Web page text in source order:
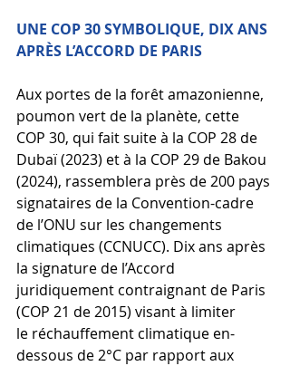
UNE COP 30 SYMBOLIQUE, DIX ANS
APRÈS L’ACCORD DE PARIS
Aux portes de la forêt amazonienne,
poumon vert de la planète, cette
COP 30, qui fait suite à la COP 28 de
Dubaï (2023) et à la COP 29 de Bakou
(2024), rassemblera près de 200 pays
signataires de la Convention-cadre
de l’ONU sur les changements
climatiques (CCNUCC). Dix ans après
la signature de l’Accord
juridiquement contraignant de Paris
(COP 21 de 2015) visant à limiter
le réchauffement climatique en-
dessous de 2°C par rapport aux